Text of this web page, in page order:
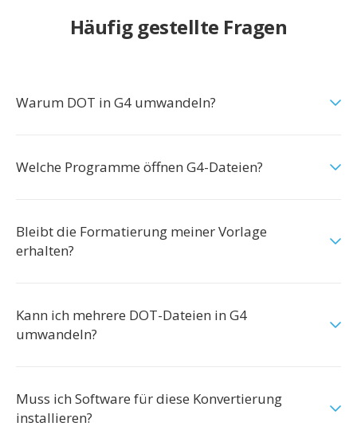
Häufig gestellte Fragen
Warum DOT in G4 umwandeln?
Welche Programme öffnen G4-Dateien?
Bleibt die Formatierung meiner Vorlage
erhalten?
Kann ich mehrere DOT-Dateien in G4
umwandeln?
Muss ich Software für diese Konvertierung
installieren?